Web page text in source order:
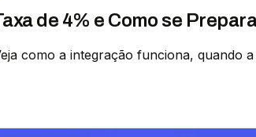
de 4% e Como se
como a integração funciona, quando